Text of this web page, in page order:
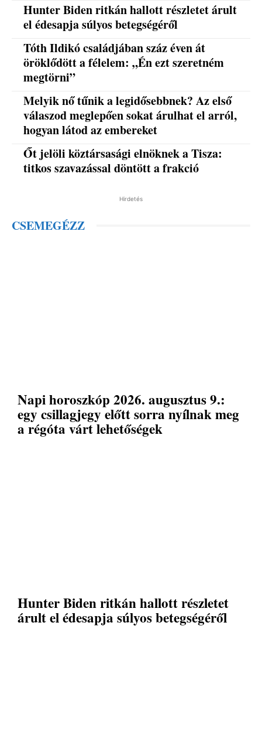
Hunter Biden ritkán hallott részletet árult
el édesapja súlyos betegségéről
Tóth Ildikó családjában száz éven át
öröklődött a félelem: „Én ezt szeretném
megtörni”
Melyik nő tűnik a legidősebbnek? Az első
válaszod meglepően sokat árulhat el arról,
hogyan látod az embereket
Őt jelöli köztársasági elnöknek a Tisza:
titkos szavazással döntött a frakció
Hirdetés
CSEMEGÉZZ
Napi horoszkóp 2026. augusztus 9.:
egy csillagjegy előtt sorra nyílnak meg
a régóta várt lehetőségek
Hunter Biden ritkán hallott részletet
árult el édesapja súlyos betegségéről